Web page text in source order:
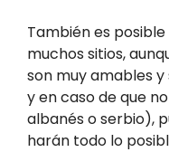
También es
muchos sitios,
son muy amables
y en caso de que
albanés o serbio),
harán todo lo